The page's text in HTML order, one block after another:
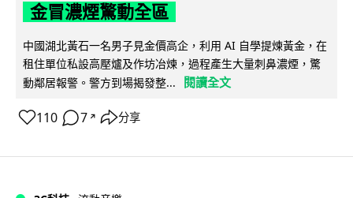
金冒濃煙驚動全區
中國湖北黃石一名男子見金價高企，利用 AI 自學提煉黃金，在
租住單位私設高壓爐及作坊冶煉，過程產生大量刺鼻濃煙，驚
動鄰居報警。警方到場揭發整...
閱讀全文
110 7 ↗ 分享